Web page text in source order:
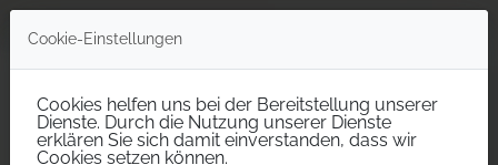
Cookie-Einstellungen
Cookies helfen uns bei der Bereitstellung unserer
Dienste. Durch die Nutzung unserer Dienste
erklären Sie sich damit einverstanden, dass wir
Cookies setzen können.